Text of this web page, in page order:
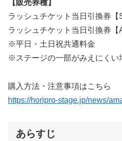
【販売券種】
ラッシュチケット当日引換券【
ラッシュチケット当日引換券【
※平日・土日祝共通料金
※ステージの一部がみえにくい
購入方法・注意事項はこちら
https://horipro-stage.jp/news/
あらすじ